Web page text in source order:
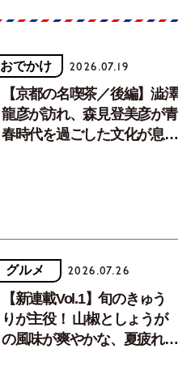
おでかけ 2026.07.19
【京都の名喫茶／後編】澁澤
龍彦が訪れ、森見登美彦が青
春時代を過ごした文化が息づ
グルメ 2026.07.26
【新連載Vol.1】旬のきゅう
りが主役！ 山椒としょうが
の風味が爽やかな、夏疲れを